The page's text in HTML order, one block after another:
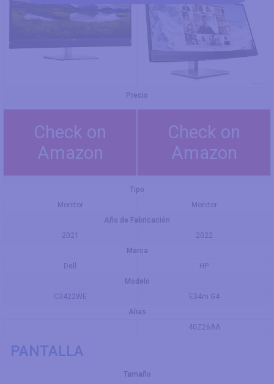
Precio
Check on
Amazon
Check on
Amazon
Tipo
Monitor
Monitor
Año de Fabricación
2021
2022
Marca
Dell
HP
Modelo
C3422WE
E34m G4
Alias
40Z26AA
PANTALLA
Tamaño